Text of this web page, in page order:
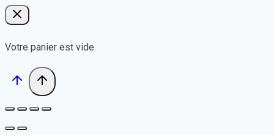
Votre panier est vide.